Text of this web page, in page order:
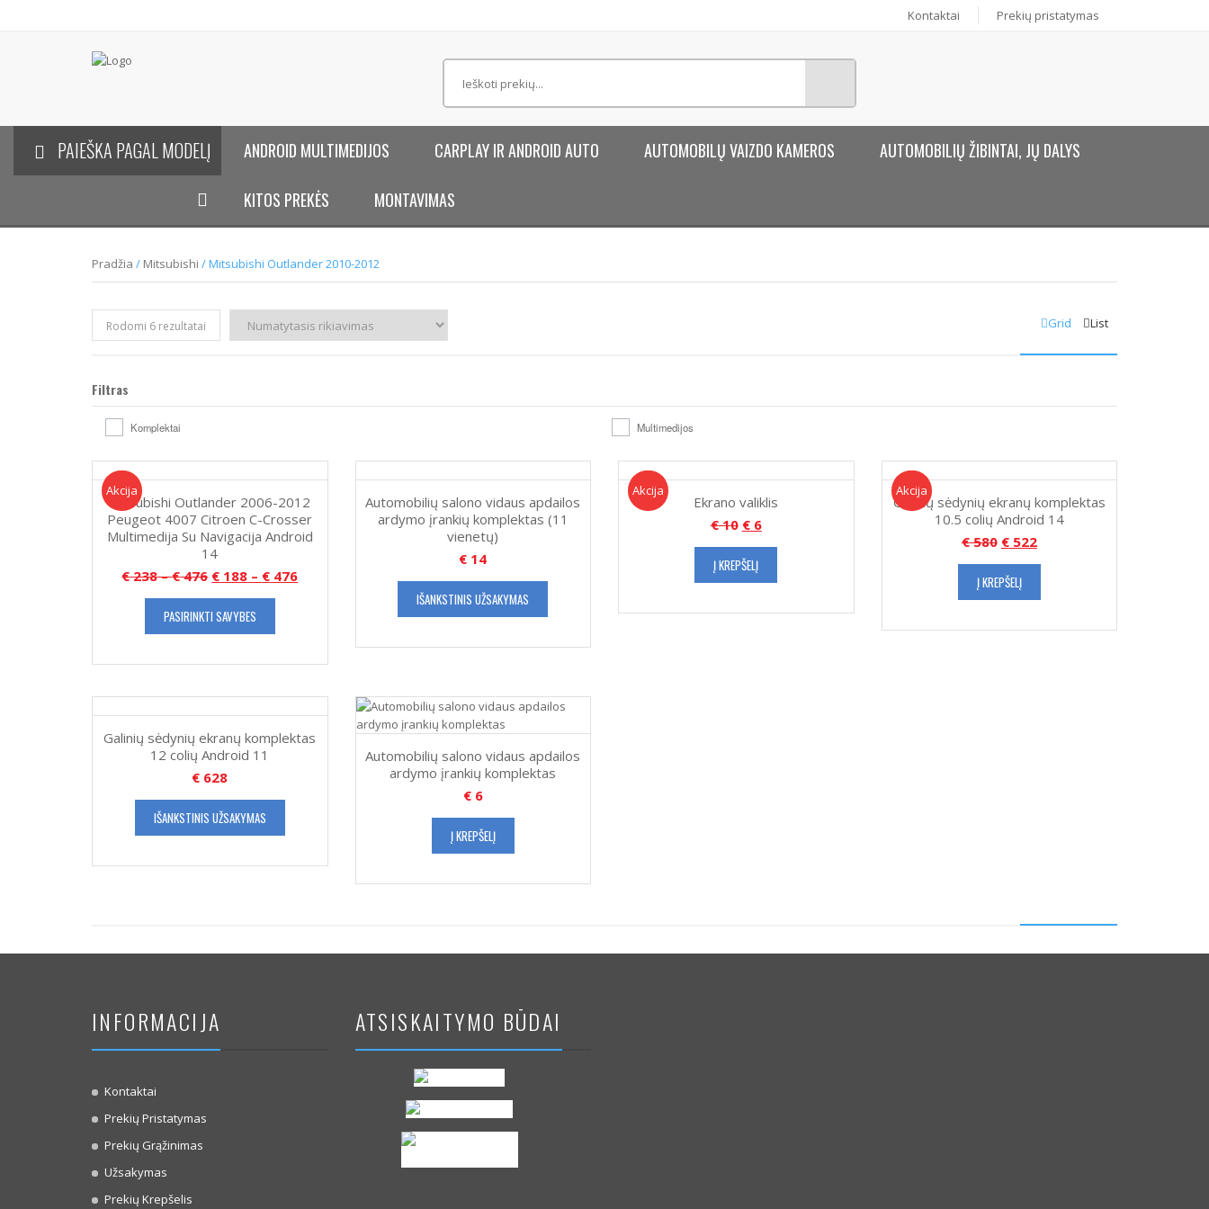
Kontaktai Prekių pristatymas
PAIEŠKA PAGAL MODELĮ ANDROID MULTIMEDIJOS CARPLAY IR ANDROID AUTO AUTOMOBILŲ VAIZDO KAMEROS AUTOMOBILIŲ ŽIBINTAI, JŲ DALYS
KITOS PREKĖS MONTAVIMAS
Pradžia / Mitsubishi / Mitsubishi Outlander 2010-2012
Grid List
Rodomi 6 rezultatai
Filtras
Komplektai Multimedijos
Akcija
Akcija!
Mitsubishi Outlander 2006-2012
Peugeot 4007 Citroen C-Crosser
Multimedija Su Navigacija Android
14
€238–€476 € 188 – € 476
PASIRINKTI SAVYBES
Automobilių salono vidaus apdailos
ardymo įrankių komplektas (11
vienetų)
€ 14
IŠANKSTINIS UŽSAKYMAS
Akcija
Akcija!
Ekrano valiklis
€10 €6
Į KREPŠELĮ
Akcija
Akcija!
Galinių sėdynių ekranų komplektas
10.5 colių Android 14
€580 €522
Į KREPŠELĮ
Galinių sėdynių ekranų komplektas
12 colių Android 11
€ 628
IŠANKSTINIS UŽSAKYMAS
Automobilių salono vidaus apdailos
ardymo įrankių komplektas
€6
Į KREPŠELĮ
INFORMACIJA
Kontaktai
Prekių Pristatymas
Prekių Grąžinimas
Užsakymas
Prekių Krepšelis
ATSISKAITYMO BŪDAI